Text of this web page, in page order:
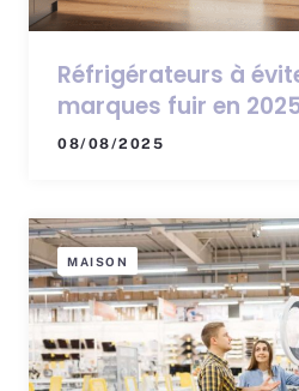
Réfrigérateurs à
marques fuir en
08/08/2025
MAISON